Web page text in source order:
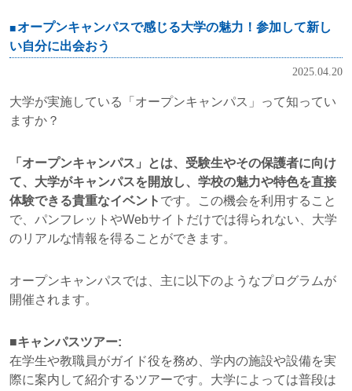
オープンキャンパスで感じる大学の魅力！参加して新し
い自分に出会おう
2025.04.20
大学が実施している「オープンキャンパス」って知ってい
ますか？
「オープンキャンパス」とは、受験生やその保護者に向け
て、大学がキャンパスを開放し、学校の魅力や特色を直接
体験できる貴重なイベント です。この機会を利用すること
で、パンフレットやWebサイトだけでは得られない、大学
のリアルな情報を得ることができます。
オープンキャンパスでは、主に以下のようなプログラムが
開催されます。
■キャンパスツアー:
在学生や教職員がガイド役を務め、学内の施設や設備を実
際に案内して紹介するツアーです。大学によっては普段は